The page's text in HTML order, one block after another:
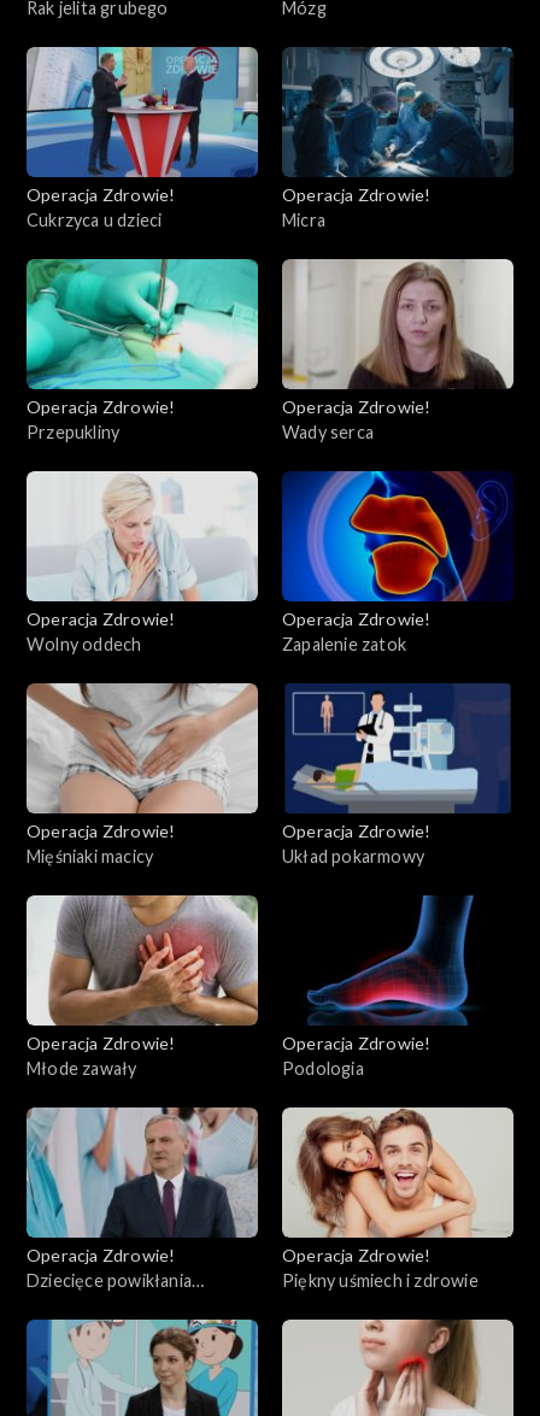
Rak jelita grubego Mózg
Operacja Zdrowie!
Cukrzyca u dzieci
Operacja Zdrowie!
Micra
Operacja Zdrowie!
Przepukliny
Operacja Zdrowie!
Wady serca
Operacja Zdrowie!
Wolny oddech
Operacja Zdrowie!
Zapalenie zatok
Operacja Zdrowie!
Mięśniaki macicy
Operacja Zdrowie!
Układ pokarmowy
Operacja Zdrowie!
Młode zawały
Operacja Zdrowie!
Podologia
Operacja Zdrowie!
Dziecięce powikłania
Operacja Zdrowie!
Piękny uśmiech i zdrowie